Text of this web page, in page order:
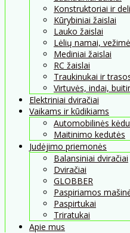
Konstruktoriai ir
Kūrybiniai žaislai
Lauko žaislai
Lėlių namai,
Mediniai žaislai
RC žaislai
Traukinukai ir
Virtuvės, indai,
Elektriniai dviračiai
Vaikams ir kūdikiams
Automobilinės
Maitinimo kedutės
Judėjimo priemonės
Balansiniai dviračiai
Dviračiai
GLOBBER
Paspiriamos
Paspirtukai
Triratukai
Apie mus